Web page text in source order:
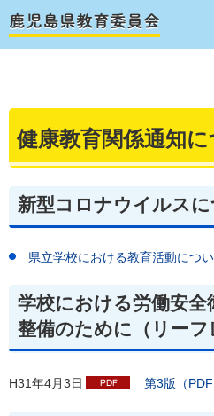
健康教育関係通知に
新型コロナウイルス
県立学校における教育活動につ
学校における労働安全
整備のために（リーフ
H31年4月3日 第3版（PDF